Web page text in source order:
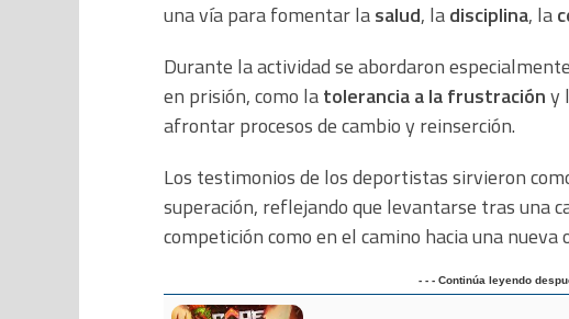
una vía para fomentar lasalud, ladisciplina, la
Durante la actividad se abordaron
en prisión, como latolerancia a la frustracióny
afrontar procesos de cambio y reinserción.
Los testimonios de los deportistas sirvieron
superación, reflejando que levantarse tras una
competición como en el camino hacia una nueva
- - - Continúa leyendo